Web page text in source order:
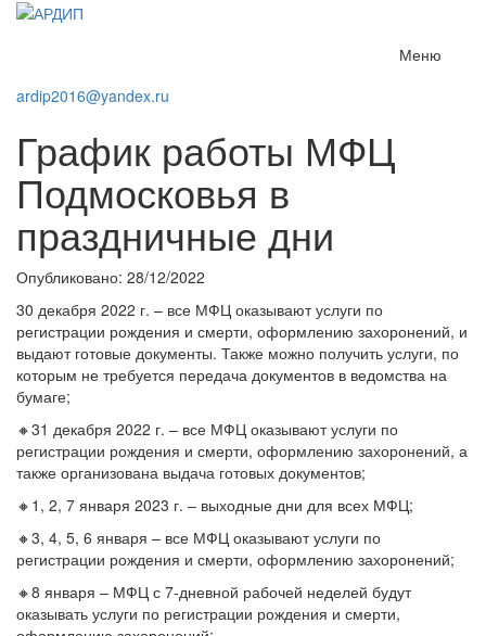
Меню
ardip2016@yandex.ru
График работы МФЦ
Подмосковья в
праздничные дни
Опубликовано: 28/12/2022
30 декабря 2022 г. – все МФЦ оказывают услуги по
регистрации рождения и смерти, оформлению захоронений, и
выдают готовые документы. Также можно получить услуги, по
которым не требуется передача документов в ведомства на
бумаге;
🔸31 декабря 2022 г. – все МФЦ оказывают услуги по
регистрации рождения и смерти, оформлению захоронений, а
также организована выдача готовых документов;
🔸1, 2, 7 января 2023 г. – выходные дни для всех МФЦ;
🔸3, 4, 5, 6 января – все МФЦ оказывают услуги по
регистрации рождения и смерти, оформлению захоронений;
🔸8 января – МФЦ с 7-дневной рабочей неделей будут
оказывать услуги по регистрации рождения и смерти,